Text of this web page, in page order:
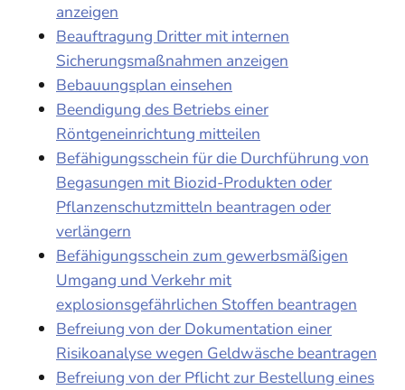
anzeigen
Beauftragung Dritter mit internen
Sicherungsmaßnahmen anzeigen
Bebauungsplan einsehen
Beendigung des Betriebs einer
Röntgeneinrichtung mitteilen
Befähigungsschein für die Durchführung von
Begasungen mit Biozid-Produkten oder
Pflanzenschutzmitteln beantragen oder
verlängern
Befähigungsschein zum gewerbsmäßigen
Umgang und Verkehr mit
explosionsgefährlichen Stoffen beantragen
Befreiung von der Dokumentation einer
Risikoanalyse wegen Geldwäsche beantragen
Befreiung von der Pflicht zur Bestellung eines